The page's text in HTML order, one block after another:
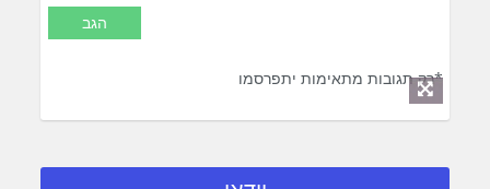
*רק תגובות מתאימות יתפרסמו